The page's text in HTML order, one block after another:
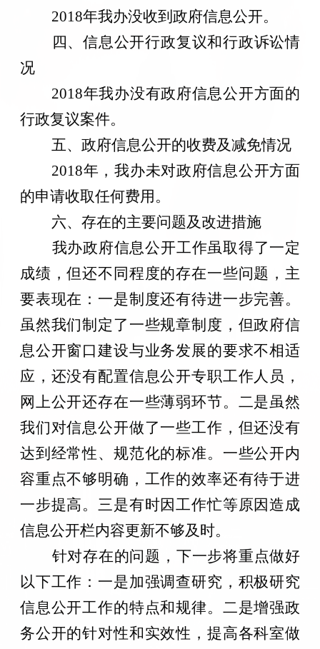
2018年我办没收到政府信息公开。
四、信息公开行政复议和行政诉讼情
况
2018年我办没有政府信息公开方面的
行政复议案件。
五、政府信息公开的收费及减免情况
2018年，我办未对政府信息公开方面
的申请收取任何费用。
六、存在的主要问题及改进措施
我办政府信息公开工作虽取得了一定
成绩，但还不同程度的存在一些问题，主
要表现在：一是制度还有待进一步完善。
虽然我们制定了一些规章制度，但政府信
息公开窗口建设与业务发展的要求不相适
应，还没有配置信息公开专职工作人员，
网上公开还存在一些薄弱环节。二是虽然
我们对信息公开做了一些工作，但还没有
达到经常性、规范化的标准。一些公开内
容重点不够明确，工作的效率还有待于进
一步提高。三是有时因工作忙等原因造成
信息公开栏内容更新不够及时。
针对存在的问题，下一步将重点做好
以下工作：一是加强调查研究，积极研究
信息公开工作的特点和规律。二是增强政
务公开的针对性和实效性，提高各科室做